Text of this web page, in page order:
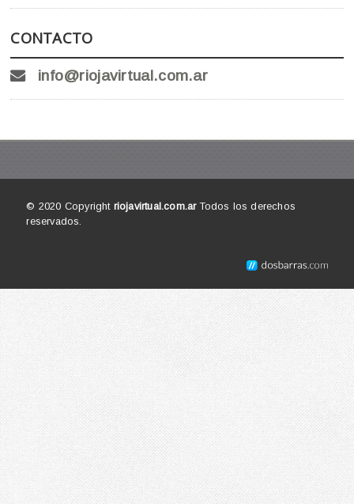
CONTACTO
info@riojavirtual.com.ar
© 2020 Copyright riojavirtual.com.arTodos los derechos
reservados.